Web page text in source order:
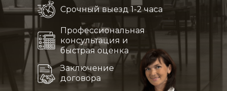
Срочный выезд 1-2 часа
Профессиональная
консультация и
быстрая оценка
Заключение
договора